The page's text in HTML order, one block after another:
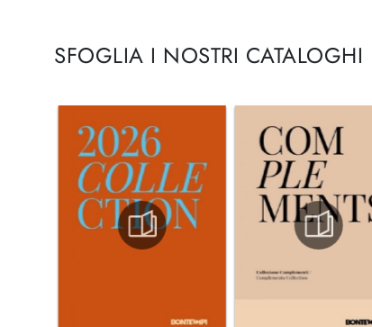
SFOGLIA I NOSTRI CATALOGHI